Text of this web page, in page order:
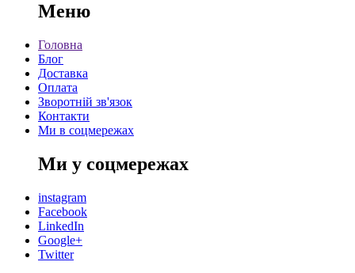
Меню
Головна
Блог
Доставка
Оплата
Зворотній зв'язок
Контакти
Ми в соцмережах
Ми у соцмережах
instagram
Facebook
LinkedIn
Google+
Twitter